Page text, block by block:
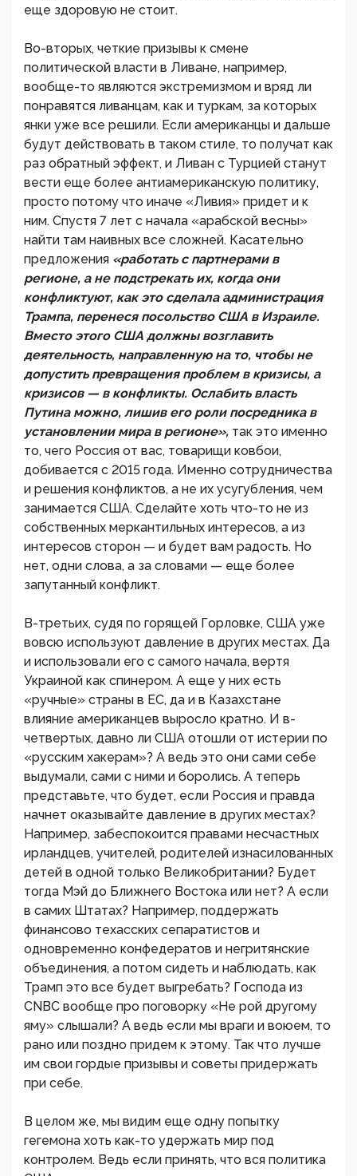
еще здоровую не стоит.
Во-вторых, четкие призывы к смене
политической власти в Ливане, например,
вообще-то являются экстремизмом и вряд ли
понравятся ливанцам, как и туркам, за которых
янки уже все решили. Если американцы и дальше
будут действовать в таком стиле, то получат как
раз обратный эффект, и Ливан с Турцией станут
вести еще более антиамериканскую политику,
просто потому что иначе «Ливия» придет и к
ним. Спустя 7 лет с начала «арабской весны»
найти там наивных все сложней. Касательно
предложения «работать с партнерами в
регионе, а не подстрекать их, когда они
конфликтуют, как это сделала администрация
Трампа, перенеся посольство США в Израиле.
Вместо этого США должны возглавить
деятельность, направленную на то, чтобы не
допустить превращения проблем в кризисы, а
кризисов — в конфликты. Ослабить власть
Путина можно, лишив его роли посредника в
установлении мира в регионе», так это именно
то, чего Россия от вас, товарищи ковбои,
добивается с 2015 года. Именно сотрудничества
и решения конфликтов, а не их усугубления, чем
занимается США. Сделайте хоть что-то не из
собственных меркантильных интересов, а из
интересов сторон — и будет вам радость. Но
нет, одни слова, а за словами — еще более
запутанный конфликт.
В-третьих, судя по горящей Горловке, США уже
вовсю используют давление в других местах. Да
и использовали его с самого начала, вертя
Украиной как спинером. А еще у них есть
«ручные» страны в ЕС, да и в Казахстане
влияние американцев выросло кратно. И в-
четвертых, давно ли США отошли от истерии по
«русским хакерам»? А ведь это они сами себе
выдумали, сами с ними и боролись. А теперь
представьте, что будет, если Россия и правда
начнет оказывайте давление в других местах?
Например, забеспокоится правами несчастных
ирландцев, учителей, родителей изнасилованных
детей в одной только Великобритании? Будет
тогда Мэй до Ближнего Востока или нет? А если
в самих Штатах? Например, поддержать
финансово техасских сепаратистов и
одновременно конфедератов и негритянские
объединения, а потом сидеть и наблюдать, как
Трамп это все будет выгребать? Господа из
CNBC вообще про поговорку «Не рой другому
яму» слышали? А ведь если мы враги и воюем, то
рано или поздно придем к этому. Так что лучше
им свои гордые призывы и советы придержать
при себе.
В целом же, мы видим еще одну попытку
гегемона хоть как-то удержать мир под
контролем. Ведь если принять, что вся политика